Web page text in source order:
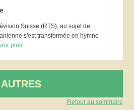
Suisse (RTS), au sujet de
s'est transformée en hymne
plus
AUTRES
Retour au sommaire